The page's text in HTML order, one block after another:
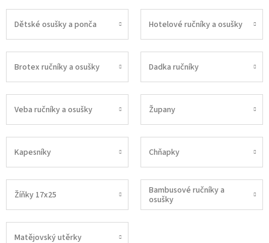
Dětské osušky a ponča Hotelové ručníky a osušky
Brotex ručníky a osušky Dadka ručníky
Veba ručníky a osušky Župany
Kapesníky Chňapky
Žíňky 17x25
Bambusové ručníky a
osušky
Matějovský utěrky